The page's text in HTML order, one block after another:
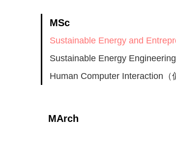
MSc
Sustainable Energy Engineering
MArch